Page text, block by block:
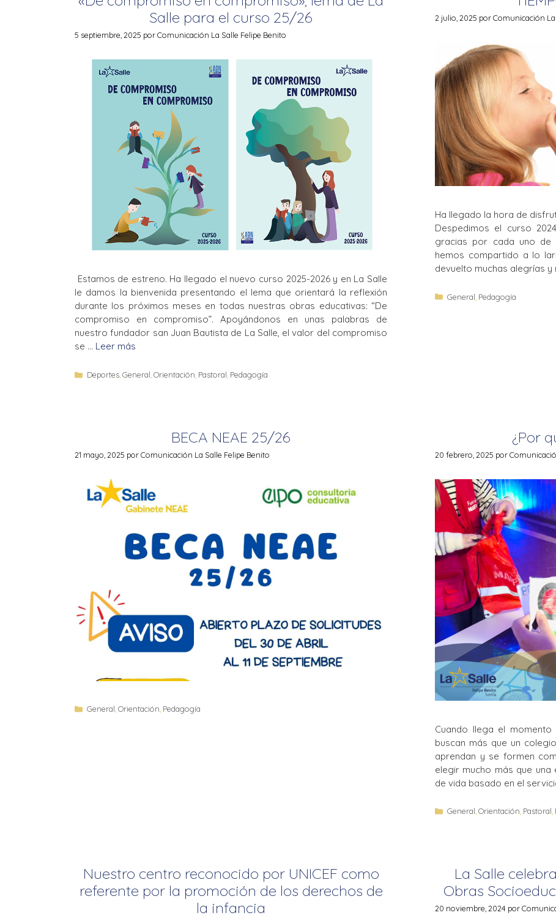
La Salle en el mundo
Vocación lasaliana
Salle para el curso 25/26
5 septiembre, 2025 porComunicación La Salle Felipe Benito
Estamos de estreno. Ha llegado el nuevo curso 2025-2026 y en La Salle
le damos la bienvenida presentando el lema que orientará la reflexión
durante los próximos meses en todas nuestras obras educativas: “De
compromiso en compromiso”. Apoyándonos en unas palabras de
nuestro fundador san Juan Bautista de La Salle, el valor del compromiso
se … Leer más
Deportes ,General ,Orientación Pastoral Pedagogía
2 julio, 2025 porComunicación
Ha llegado la hora de
Despedimos el curso
gracias por cada uno de
hemos compartido a lo
devuelto muchas alegrías y
General Pedagogía
BECA NEAE 25/26
21 mayo, 2025 porComunicación La Salle Felipe Benito
General,Orientación, Pedagogía
¿Por
20 febrero, 2025 por
Cuando llega el
buscan más que un
aprendan y se formen
elegir mucho más que
de vida basado en el
General ,Orientación Pastoral
Nuestro centro reconocido por UNICEF como
referente por la promoción de los derechos de
la infancia
La Salle
Obras
20 noviembre, 2024 por